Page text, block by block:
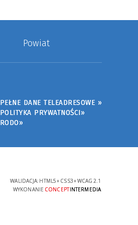
Powiat
PEŁNE DANE TELEADRESOWE »
POLITYKA PRYWATNOŚCI»
RODO»
WALIDACJA: HTML5+ CSS3+WCAG 2.1
WYKONANIE CONCEPTINTERMEDIA